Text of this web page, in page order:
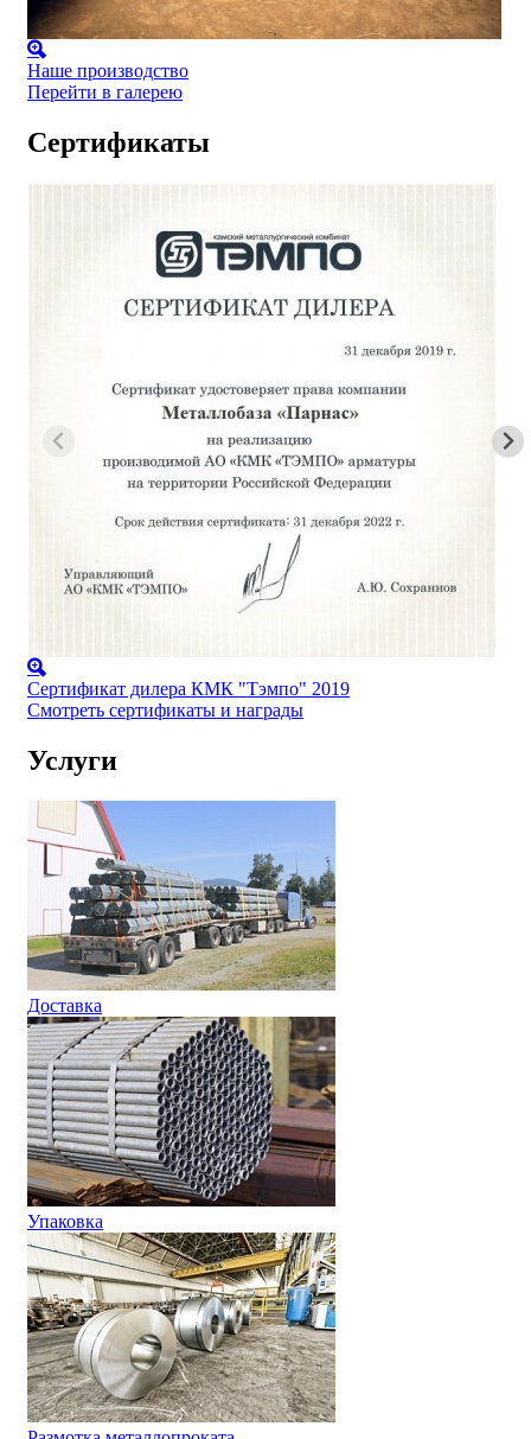
Наше производство
Перейти в галерею
Сертификаты
Сертификат дилера КМК "Тэмпо" 2019
Смотреть сертификаты и награды
Услуги
Доставка
Упаковка